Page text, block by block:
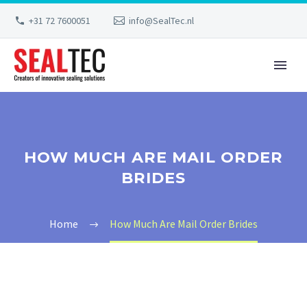
+31 72 7600051 info@SealTec.nl
HOW MUCH ARE MAIL ORDER
BRIDES
Home How Much Are Mail Order Brides